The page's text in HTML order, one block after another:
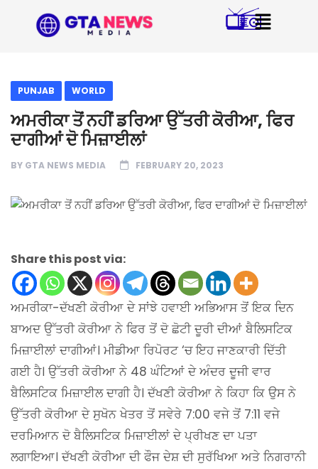
PUNJAB WORLD
ਅਮਰੀਕਾ ਤੋਂ ਨਹੀਂ ਡਰਿਆ ਉੱਤਰੀ ਕੋਰੀਆ, ਫਿਰ
ਦਾਗੀਆਂ ਦੋ ਮਿਜ਼ਾਈਲਾਂ
BY GTA NEWS MEDIA FEBRUARY 20, 2023
Share this post via:
ਅਮਰੀਕਾ-ਦੱਖਣੀ ਕੋਰੀਆ ਦੇ ਸਾਂਝੇ ਹਵਾਈ ਅਭਿਆਸ ਤੋਂ ਇਕ ਦਿਨ
ਬਾਅਦ ਉੱਤਰੀ ਕੋਰੀਆ ਨੇ ਫਿਰ ਤੋਂ ਦੋ ਛੋਟੀ ਦੂਰੀ ਦੀਆਂ ਬੈਲਿਸਟਿਕ
ਮਿਜ਼ਾਈਲਾਂ ਦਾਗੀਆਂ। ਮੀਡੀਆ ਰਿਪੋਰਟ ‘ਚ ਇਹ ਜਾਣਕਾਰੀ ਦਿੱਤੀ
ਗਈ ਹੈ। ਉੱਤਰੀ ਕੋਰੀਆ ਨੇ 48 ਘੰਟਿਆਂ ਦੇ ਅੰਦਰ ਦੂਜੀ ਵਾਰ
ਬੈਲਿਸਟਿਕ ਮਿਜ਼ਾਈਲ ਦਾਗੀ ਹੈ। ਦੱਖਣੀ ਕੋਰੀਆ ਨੇ ਕਿਹਾ ਕਿ ਉਸ ਨੇ
ਉੱਤਰੀ ਕੋਰੀਆ ਦੇ ਸੁਖੋਨ ਖੇਤਰ ਤੋਂ ਸਵੇਰੇ 7:00 ਵਜੇ ਤੋਂ 7:11 ਵਜੇ
ਦਰਮਿਆਨ ਦੋ ਬੈਲਿਸਟਿਕ ਮਿਜ਼ਾਈਲਾਂ ਦੇ ਪ੍ਰੀਖਣ ਦਾ ਪਤਾ
ਲਗਾਇਆ। ਦੱਖਣੀ ਕੋਰੀਆ ਦੀ ਫੌਜ ਦੇਸ਼ ਦੀ ਸੁਰੱਖਿਆ ਅਤੇ ਨਿਗਰਾਨੀ